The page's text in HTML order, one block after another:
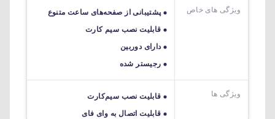
ویژگی های خاص
پشتیبانی از صفحه‌‌های ساعت متنوع
قابلیت نصب سیم کارت
دارای دوربین
رجیستر شده
ویژگی ها
قابلیت نصب سیم‌کارت
قابلیت اتصال به وای فای